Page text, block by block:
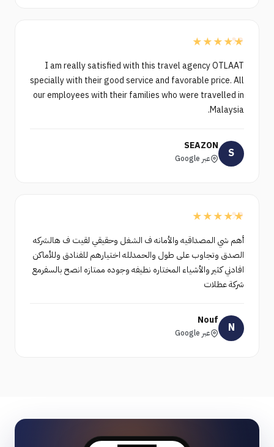
”
★
★
★
★
★
I am really satisfied with this travel agency OTLAAT
specially with their good service and favorable price. All
our employees with their families who were travelled in
Malaysia.
S
SEAZON
عبر Google
”
★
★
★
★
★
أهم شي المصداقيه والأمانه ف الشغل وحقيقي لقيت ف هالشركه
الصدق وتجاوب على طول والحمدلله اختيارهم للفنادق وللأماكن
افادني كثير والأشياء المختاره نطيفه وجوده ممتازه انصح بالسفرمع
شركة عطلات
N
Nouf
عبر Google